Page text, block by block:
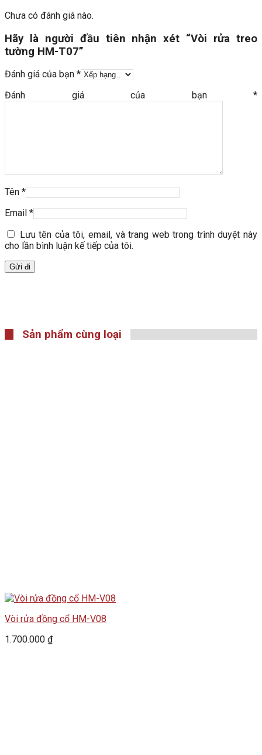
Chưa có đánh giá nào.
Hãy là người đầu tiên nhận xét “Vòi rửa treo
tường HM-T07”
Đánh giá của bạn *
Đánh giá của bạn *
Tên *
Email *
Lưu tên của tôi, email, và trang web trong trình duyệt này
cho lần bình luận kế tiếp của tôi.
Sản phẩm cùng loại
Vòi rửa đồng cổ HM-V08
1.700.000 ₫